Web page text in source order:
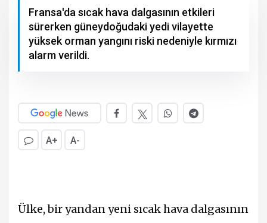
Fransa'da sıcak hava dalgasının etkileri
sürerken güneydoğudaki yedi vilayette
yüksek orman yangını riski nedeniyle kırmızı
alarm verildi.
A+ A-
Ülke, bir yandan yeni sıcak hava dalgasının